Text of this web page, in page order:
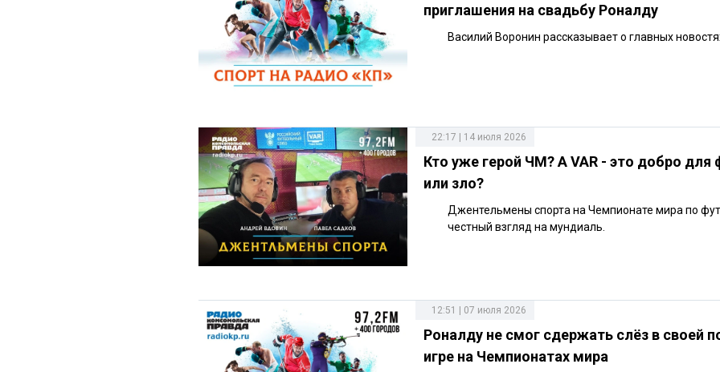
приглашения на свадьбу Роналду
Василий Воронин рассказывает о главных
22:17 | 14 июля 2026
Кто уже герой ЧМ? А VAR - это добро для
или зло?
Джентельмены спорта на Чемпионате мира по
честный взгляд на мундиаль.
12:51 | 07 июля 2026
Роналду не смог сдержать слёз в своей
игре на Чемпионатах мира